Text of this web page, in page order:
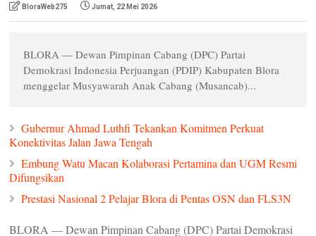
e
s
A
b
o
e
i
BloraWeb275 Jumat, 22 Mei 2026
BLORA — Dewan Pimpinan Cabang (DPC) Partai
Demokrasi Indonesia Perjuangan (PDIP) Kabupaten Blora
menggelar Musyawarah Anak Cabang (Musancab)...
Gubernur Ahmad Luthfi Tekankan Komitmen Perkuat
Konektivitas Jalan Jawa Tengah
Embung Watu Macan Kolaborasi Pertamina dan UGM Resmi
Difungsikan
Prestasi Nasional 2 Pelajar Blora di Pentas OSN dan FLS3N
BLORA — Dewan Pimpinan Cabang (DPC) Partai Demokrasi